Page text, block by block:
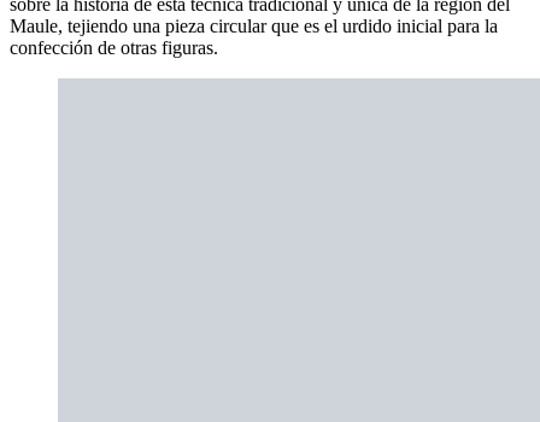
sobre la historia de esta técnica tradicional y única de la región del
Maule, tejiendo una pieza circular que es el urdido inicial para la
confección de otras figuras.